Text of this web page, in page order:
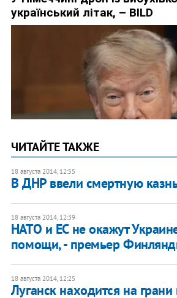
ЧИТАЙТЕ ТАКЖЕ
18 августа 2014, 12:55
В ДНР ввели смертную
18 августа 2014, 12:39
НАТО и ЕС не окажут
помощи, - премьер
18 августа 2014, 12:25
Луганск находится на